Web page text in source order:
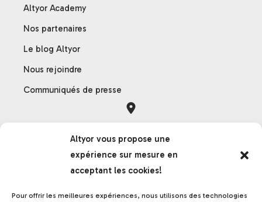
Altyor vous propose une
expérience sur mesure en
acceptant les cookies!
Pour offrir les meilleures expériences, nous utilisons des technologies
Altyor Academy
Nos partenaires
Le blog Altyor
Nous rejoindre
Communiqués de presse
121 rue des Hêtres
45590 Saint-Cyr-en-Val
France